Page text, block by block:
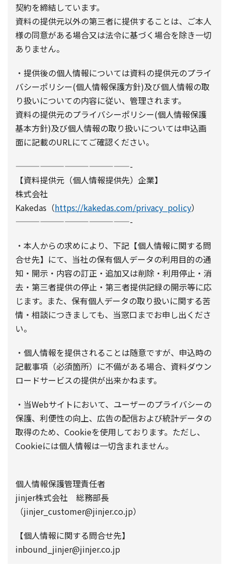
契約を締結しています。
資料の提供元以外の第三者に提供することは、ご本人
様の同意がある場合又は法令に基づく場合を除き一切
ありません。
・提供後の個人情報については資料の提供元のプライ
バシーポリシー(個人情報保護方針)及び個人情報の取
り扱いについての内容に従い、管理されます。
資料の提供元のプライバシーポリシー(個人情報保護
基本方針)及び個人情報の取り扱いについては申込画
面に記載のURLにてご確認ください。
——————————————-
【資料提供元（個人情報提供先）企業】
株式会社
Kakedas（https://kakedas.com/privacy_policy）
——————————————-
・本人からの求めにより、下記【個人情報に関する問
合せ先】にて、当社の保有個人データの利用目的の通
知・開示・内容の訂正・追加又は削除・利用停止・消
去・第三者提供の停止・第三者提供記録の開示等に応
じます。また、保有個人データの取り扱いに関する苦
情・相談につきましても、当窓口までお申し出くださ
い。
・個人情報を提供されることは随意ですが、申込時の
記載事項（必須箇所）に不備がある場合、資料ダウン
ロードサービスの提供が出来かねます。
・当Webサイトにおいて、ユーザーのプライバシーの
保護、利便性の向上、広告の配信および統計データの
取得のため、Cookieを使用しております。ただし、
Cookieには個人情報は一切含まれません。
個人情報保護管理責任者
jinjer株式会社 総務部長
（jinjer_customer@jinjer.co.jp）
【個人情報に関する問合せ先】
inbound_jinjer@jinjer.co.jp